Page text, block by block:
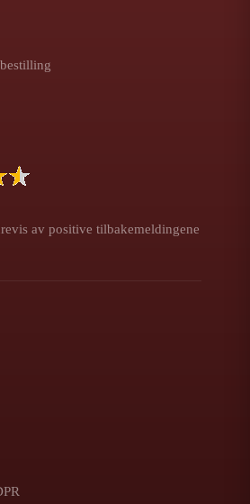
av positive tilbakemeldingene